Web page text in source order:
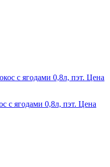
с ягодами 0,8л, пэт. Цена